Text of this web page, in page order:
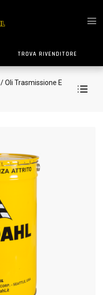
TROVA RIVENDITORE
/ Oli Trasmissione E